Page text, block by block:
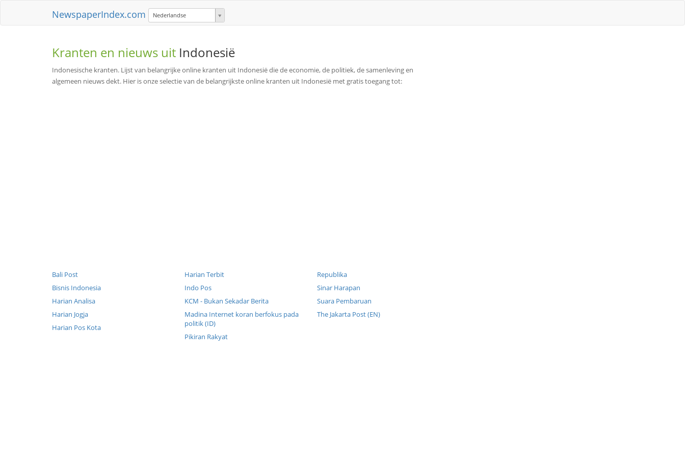
NewspaperIndex.com Nederlandse
Kranten en nieuws uit Indonesië
Indonesische kranten. Lijst van belangrijke online kranten uit Indonesië die de economie, de politiek, de samenleving en
algemeen nieuws dekt. Hier is onze selectie van de belangrijkste online kranten uit Indonesië met gratis toegang tot:
Bali Post
Bisnis Indonesia
Harian Analisa
Harian Jogja
Harian Pos Kota
Harian Terbit
Indo Pos
KCM - Bukan Sekadar Berita
Madina Internet koran berfokus pada
politik (ID)
Pikiran Rakyat
Republika
Sinar Harapan
Suara Pembaruan
The Jakarta Post (EN)